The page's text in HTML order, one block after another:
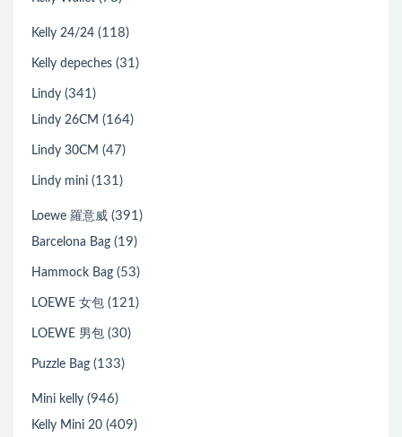
Kelly 24/24 (118)
Kelly depeches (31)
Lindy (341)
Lindy 26CM (164)
Lindy 30CM (47)
Lindy mini (131)
Loewe 羅意威 (391)
Barcelona Bag (19)
Hammock Bag (53)
LOEWE 女包 (121)
LOEWE 男包 (30)
Puzzle Bag (133)
Mini kelly (946)
Kelly Mini 20 (409)